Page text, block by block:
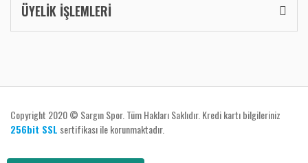
ÜYELİK İŞLEMLERİ
Copyright 2020 © Sargın Spor. Tüm Hakları Saklıdır. Kredi kartı bilgileriniz
256bit SSL sertifikası ile korunmaktadır.